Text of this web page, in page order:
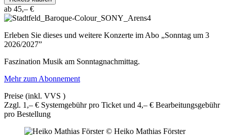
ab 45,– €
Erleben Sie dieses und weitere Konzerte im Abo „Sonntag um 3
2026/2027”
Faszination Musik am Sonntagnachmittag.
Mehr zum Abonnement
Preise (inkl. VVS )
Zzgl. 1,– € Systemgebühr pro Ticket und 4,– € Bearbeitungsgebühr
pro Bestellung